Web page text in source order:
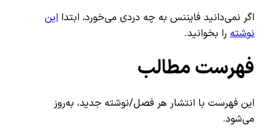
اگر نمی‌دانید فایننس به چه دردی می‌خورد، ابتدا این
نوشته را بخوانید.
فهرست مطالب
این فهرست با انتشار هر فصل/نوشته جدید، به‌روز
می‌شود.